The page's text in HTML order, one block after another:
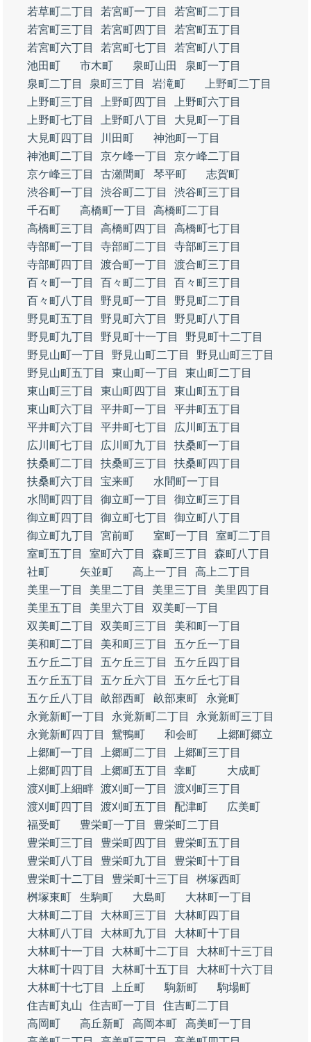
若草町二丁目
若宮町一丁目
若宮町二丁目
若宮町三丁目
若宮町四丁目
若宮町五丁目
若宮町六丁目
若宮町七丁目
若宮町八丁目
池田町
市木町 泉町山田
泉町一丁目
泉町二丁目
泉町三丁目 岩滝町
上野町二丁目
上野町三丁目
上野町四丁目
上野町六丁目
上野町七丁目
上野町八丁目
大見町一丁目
大見町四丁目
川田町
神池町一丁目
神池町二丁目
京ケ峰一丁目
京ケ峰二丁目
京ケ峰三丁目
古瀬間町 琴平町
志賀町
渋谷町一丁目
渋谷町二丁目
渋谷町三丁目
千石町
高橋町一丁目
高橋町二丁目
高橋町三丁目
高橋町四丁目
高橋町七丁目
寺部町一丁目
寺部町二丁目
寺部町三丁目
寺部町四丁目
渡合町一丁目
渡合町三丁目
百々町一丁目
百々町二丁目
百々町三丁目
百々町八丁目
野見町一丁目
野見町二丁目
野見町五丁目
野見町六丁目
野見町八丁目
野見町九丁目
野見町十一丁目
野見町十二丁目
野見山町一丁目
野見山町二丁目
野見山町三丁目
野見山町五丁目
東山町一丁目
東山町二丁目
東山町三丁目
東山町四丁目
東山町五丁目
東山町六丁目
平井町一丁目
平井町五丁目
平井町六丁目
平井町七丁目
広川町五丁目
広川町七丁目
広川町九丁目
扶桑町一丁目
扶桑町二丁目
扶桑町三丁目
扶桑町四丁目
扶桑町六丁目
宝来町
水間町一丁目
水間町四丁目
御立町一丁目
御立町三丁目
御立町四丁目
御立町七丁目
御立町八丁目
御立町九丁目
宮前町 室町一丁目
室町二丁目
室町五丁目
室町六丁目 森町三丁目
森町八丁目
社町
矢並町 高上一丁目
高上二丁目
美里一丁目
美里二丁目 美里三丁目
美里四丁目
美里五丁目
美里六丁目
双美町一丁目
双美町二丁目
双美町三丁目
美和町一丁目
美和町二丁目
美和町三丁目
五ケ丘一丁目
五ケ丘二丁目
五ケ丘三丁目
五ケ丘四丁目
五ケ丘五丁目
五ケ丘六丁目
五ケ丘七丁目
五ケ丘八丁目
畝部西町 畝部東町
永覚町
永覚新町一丁目
永覚新町二丁目
永覚新町三丁目
永覚新町四丁目
鴛鴨町 和会町
上郷町郷立
上郷町一丁目
上郷町二丁目
上郷町三丁目
上郷町四丁目
上郷町五丁目 幸町
大成町
渡刈町上細畔 渡刈町一丁目
渡刈町三丁目
渡刈町四丁目
渡刈町五丁目 配津町
広美町
福受町
豊栄町一丁目
豊栄町二丁目
豊栄町三丁目
豊栄町四丁目
豊栄町五丁目
豊栄町八丁目
豊栄町九丁目
豊栄町十丁目
豊栄町十二丁目
豊栄町十三丁目
桝塚西町
桝塚東町
生駒町 大島町
大林町一丁目
大林町二丁目
大林町三丁目
大林町四丁目
大林町八丁目
大林町九丁目
大林町十丁目
大林町十一丁目
大林町十二丁目
大林町十三丁目
大林町十四丁目
大林町十五丁目
大林町十六丁目
大林町十七丁目
上丘町 駒新町
駒場町
住吉町丸山
住吉町一丁目
住吉町二丁目
高岡町
高丘新町 高岡本町
高美町一丁目